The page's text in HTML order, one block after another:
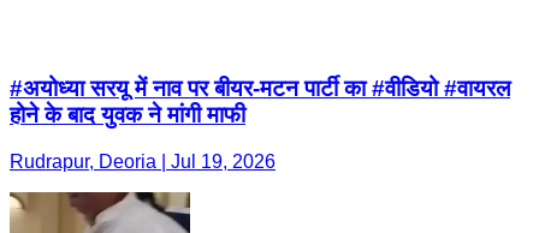
#अयोध्या सरयू में नाव पर बीयर-मटन पार्टी का #वीडियो #वायरल
होने के बाद युवक ने मांगी माफी
Rudrapur, Deoria | Jul 19, 2026